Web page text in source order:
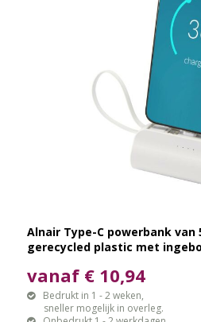
Alnair Type-C powerbank van
gerecycled plastic met
vanaf € 10,94
Bedrukt in 1 - 2 weken,
sneller mogelijk in overleg.